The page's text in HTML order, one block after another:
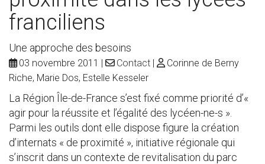
franciliens
Une approche des besoins
03 novembre 2011 Contact
Corinne de Berny
Riche, Marie Dos, Estelle Kesseler
La Région Île-de-France s’est fixé comme priorité d’«
agir pour la réussite et l’égalité des lycéen-ne-s ».
Parmi les outils dont elle dispose figure la création
d’internats « de proximité », initiative régionale qui
s’inscrit dans un contexte de revitalisation du parc